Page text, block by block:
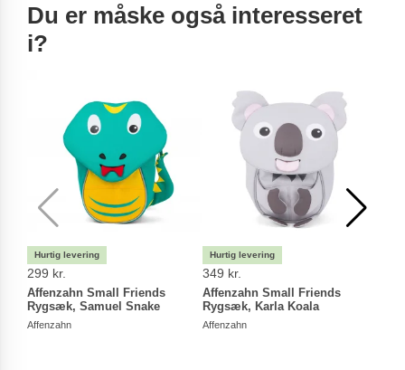
Du er måske også interesseret
i?
299 kr.
Affenzahn Small Friends
Rygsæk, Samuel Snake
Affenzahn
349 kr.
Affenzahn Small Friends
Rygsæk, Karla Koala
Affenzahn